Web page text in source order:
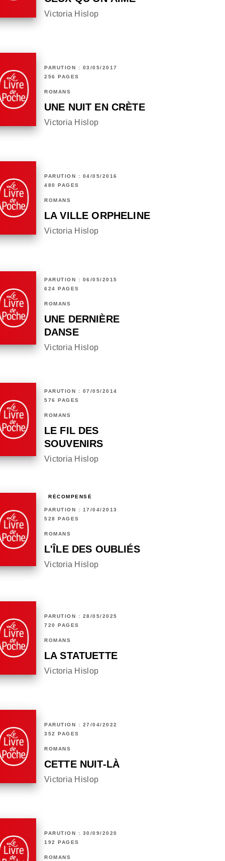
Victoria Hislop
PARUTION : 03/05/2017
256 PAGES
ROMANS
UNE NUIT EN CRÈTE
Victoria Hislop
PARUTION : 04/05/2016
480 PAGES
ROMANS
LA VILLE ORPHELINE
Victoria Hislop
PARUTION : 06/05/2015
624 PAGES
ROMANS
UNE DERNIÈRE
DANSE
Victoria Hislop
PARUTION : 07/05/2014
576 PAGES
ROMANS
LE FIL DES
SOUVENIRS
Victoria Hislop
RÉCOMPENSÉ
PARUTION : 17/04/2013
528 PAGES
ROMANS
L'ÎLE DES OUBLIÉS
Victoria Hislop
PARUTION : 28/05/2025
720 PAGES
ROMANS
LA STATUETTE
Victoria Hislop
PARUTION : 27/04/2022
352 PAGES
ROMANS
CETTE NUIT-LÀ
Victoria Hislop
PARUTION : 30/09/2020
192 PAGES
ROMANS